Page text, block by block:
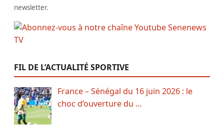
newsletter.
FIL DE L’ACTUALITÉ SPORTIVE
France – Sénégal du 16 juin 2026 : le
choc d’ouverture du …